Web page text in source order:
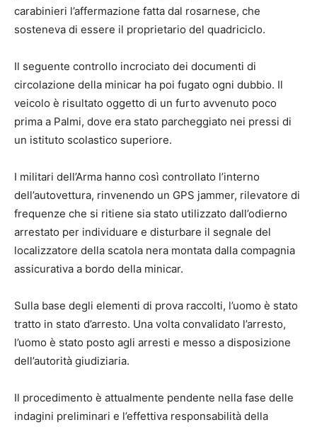
carabinieri l’affermazione fatta dal rosarnese, che
sosteneva di essere il proprietario del quadriciclo.
Il seguente controllo incrociato dei documenti di
circolazione della minicar ha poi fugato ogni dubbio. Il
veicolo è risultato oggetto di un furto avvenuto poco
prima a Palmi, dove era stato parcheggiato nei pressi di
un istituto scolastico superiore.
I militari dell’Arma hanno così controllato l’interno
dell’autovettura, rinvenendo un GPS jammer, rilevatore di
frequenze che si ritiene sia stato utilizzato dall’odierno
arrestato per individuare e disturbare il segnale del
localizzatore della scatola nera montata dalla compagnia
assicurativa a bordo della minicar.
Sulla base degli elementi di prova raccolti, l’uomo è stato
tratto in stato d’arresto. Una volta convalidato l’arresto,
l’uomo è stato posto agli arresti e messo a disposizione
dell’autorità giudiziaria.
Il procedimento è attualmente pendente nella fase delle
indagini preliminari e l’effettiva responsabilità della